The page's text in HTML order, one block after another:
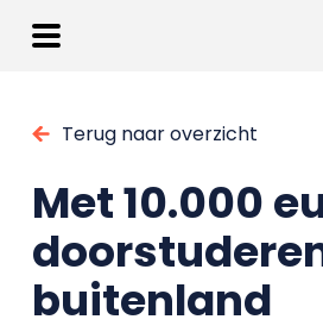
Terug naar overzicht
Met 10.000
buitenland